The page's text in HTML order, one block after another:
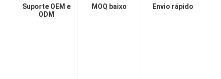
Suporte OEM e
ODM
MOQ baixo Envio rápido